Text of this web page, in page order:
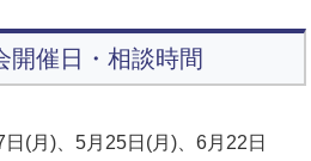
開催日・相談時間
(月)、5月25日(月)、6月22日